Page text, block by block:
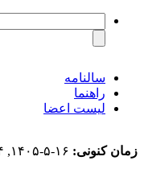
سالنامه
راهنما
لیست اعضا
زمان کنونی: ۱۶-۵-۱۴۰۵, ۱۱:۲۴ عصر